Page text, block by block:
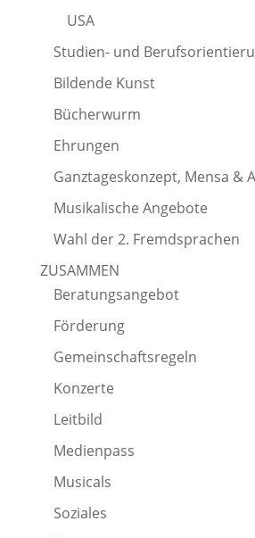
USA
Studien- und
Bildende Kunst
Bücherwurm
Ehrungen
Ganztageskonzept, Mensa &
Musikalische Angebote
Wahl der 2. Fremdsprachen
ZUSAMMEN
Beratungsangebot
Förderung
Gemeinschaftsregeln
Konzerte
Leitbild
Medienpass
Musicals
Soziales